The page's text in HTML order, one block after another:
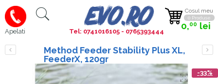
Apelati
Cosul meu
0 Produse
0,00 lei
Tel: 0741016105 - 0765393444
Method Feeder Stability Plus XL,
FeederX, 120gr
-33%